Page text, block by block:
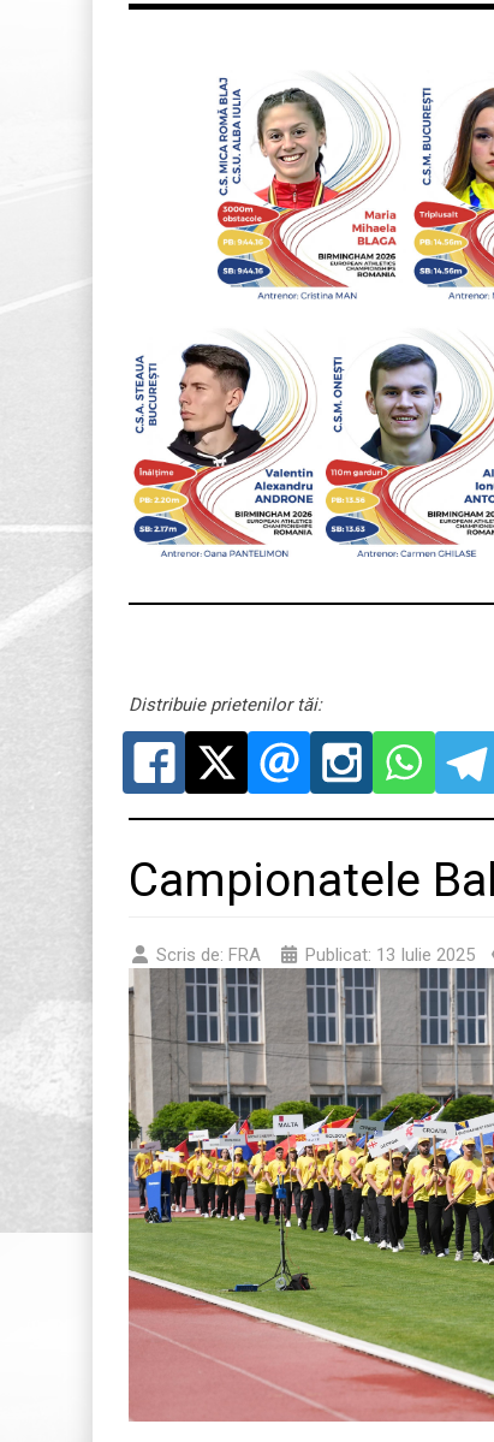
Distribuie prietenilor tăi:
Campionatele
Scris de: FRA Publicat: 13 Iulie 2025